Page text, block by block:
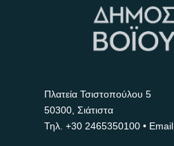
Πλατεία Τσιστοπούλου 5
50300, Σιάτιστα
Τηλ. +30 2465350100 •